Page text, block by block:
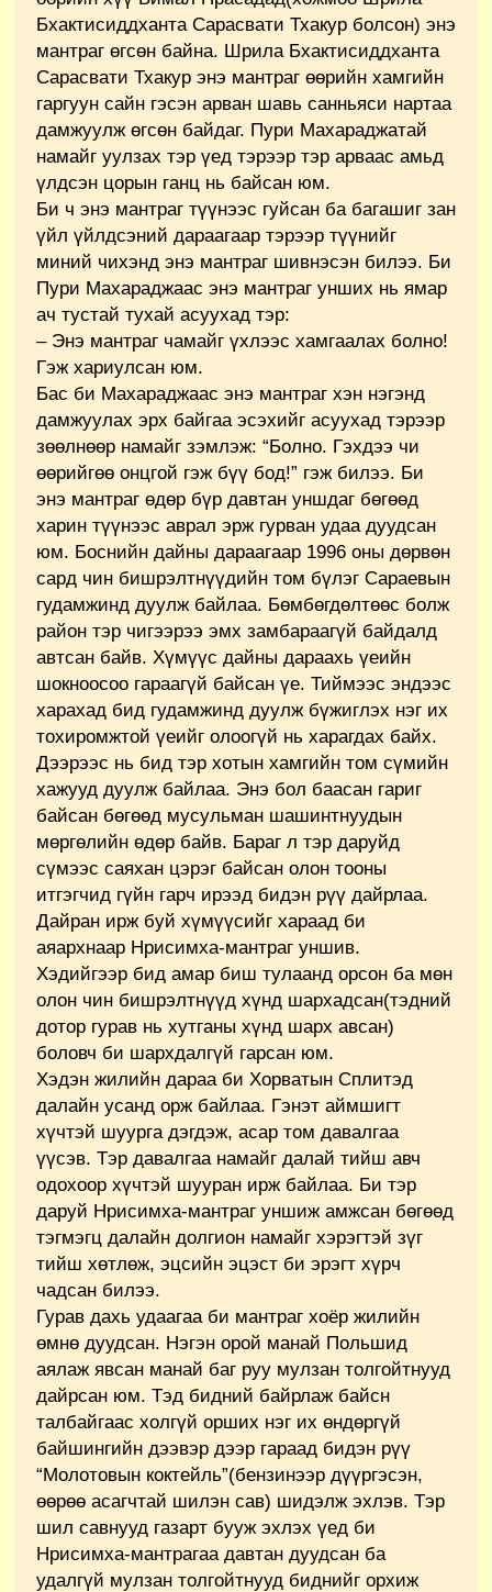
Бхактисиддханта Сарасвати Тхакур болсон) энэ
мантраг өгсөн байна. Шрила Бхактисиддханта
Сарасвати Тхакур энэ мантраг өөрийн хамгийн
гаргуун сайн гэсэн арван шавь санньяси нартаа
дамжуулж өгсөн байдаг. Пури Махараджатай
намайг уулзах тэр үед тэрээр тэр арваас амьд
үлдсэн цорын ганц нь байсан юм.
Би ч энэ мантраг түүнээс гуйсан ба багашиг зан
үйл үйлдсэний дараагаар тэрээр түүнийг
миний чихэнд энэ мантраг шивнэсэн билээ. Би
Пури Махараджаас энэ мантраг унших нь ямар
ач тустай тухай асуухад тэр:
– Энэ мантраг чамайг үхлээс хамгаалах болно!
Гэж хариулсан юм.
Бас би Махараджаас энэ мантраг хэн нэгэнд
дамжуулах эрх байгаа эсэхийг асуухад тэрээр
зөөлнөөр намайг зэмлэж: “Болно. Гэхдээ чи
өөрийгөө онцгой гэж бүү бод!” гэж билээ. Би
энэ мантраг өдөр бүр давтан уншдаг бөгөөд
харин түүнээс аврал эрж гурван удаа дуудсан
юм. Боснийн дайны дараагаар 1996 оны дөрвөн
сард чин бишрэлтнүүдийн том бүлэг Сараевын
гудамжинд дуулж байлаа. Бөмбөгдөлтөөс болж
район тэр чигээрээ эмх замбараагүй байдалд
автсан байв. Хүмүүс дайны дараахь үеийн
шокноосоо гараагүй байсан үе. Тиймээс эндээс
харахад бид гудамжинд дуулж бүжиглэх нэг их
тохиромжтой үеийг олоогүй нь харагдах байх.
Дээрээс нь бид тэр хотын хамгийн том сүмийн
хажууд дуулж байлаа. Энэ бол баасан гариг
байсан бөгөөд мусульман шашинтнуудын
мөргөлийн өдөр байв. Бараг л тэр даруйд
сүмээс саяхан цэрэг байсан олон тооны
итгэгчид гүйн гарч ирээд бидэн рүү дайрлаа.
Дайран ирж буй хүмүүсийг хараад би
аяархнаар Нрисимха-мантраг уншив.
Хэдийгээр бид амар биш тулаанд орсон ба мөн
олон чин бишрэлтнүүд хүнд шархадсан(тэдний
дотор гурав нь хутганы хүнд шарх авсан)
боловч би шархдалгүй гарсан юм.
Хэдэн жилийн дараа би Хорватын Сплитэд
далайн усанд орж байлаа. Гэнэт аймшигт
хүчтэй шуурга дэгдэж, асар том давалгаа
үүсэв. Тэр давалгаа намайг далай тийш авч
одохоор хүчтэй шууран ирж байлаа. Би тэр
даруй Нрисимха-мантраг уншиж амжсан бөгөөд
тэгмэгц далайн долгион намайг хэрэгтэй зүг
тийш хөтлөж, эцсийн эцэст би эрэгт хүрч
чадсан билээ.
Гурав дахь удаагаа би мантраг хоёр жилийн
өмнө дуудсан. Нэгэн орой манай Польшид
аялаж явсан манай баг руу мулзан толгойтнууд
дайрсан юм. Тэд бидний байрлаж байсн
талбайгаас холгүй орших нэг их өндөргүй
байшингийн дээвэр дээр гараад бидэн рүү
“Молотовын коктейль”(бензинээр дүүргэсэн,
өөрөө асагчтай шилэн сав) шидэлж эхлэв. Тэр
шил савнууд газарт бууж эхлэх үед би
Нрисимха-мантрагаа давтан дуудсан ба
удалгүй мулзан толгойтнууд биднийг орхиж